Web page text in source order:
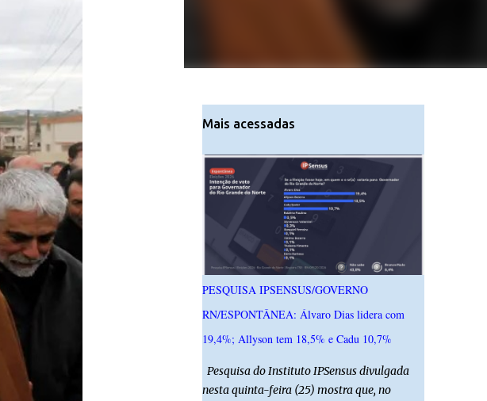
Mais acessadas
PESQUISA IPSENSUS/GOVERNO
RN/ESPONTÂNEA: Álvaro Dias lidera com
19,4%; Allyson tem 18,5% e Cadu 10,7%
Pesquisa do Instituto IPSensus divulgada
nesta quinta-feira (25) mostra que, no